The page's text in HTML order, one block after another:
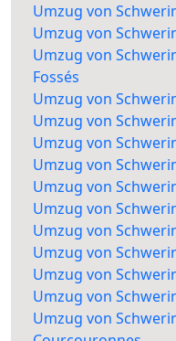
Umzug von
Umzug von
Umzug von
Fossés
Umzug von
Umzug von
Umzug von
Umzug von
Umzug von
Umzug von
Umzug von
Umzug von
Umzug von
Umzug von
Umzug von